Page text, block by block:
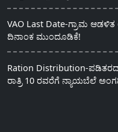
VAO Last Date-ಗ್ರಾಮ
ದಿನಾಂಕ ಮುಂದೂಡಿಕೆ!
Ration Distribution-
ರಾತ್ರಿ 10 ರವರೆಗೆ ನ್ಯಾಯಬೆಲೆ